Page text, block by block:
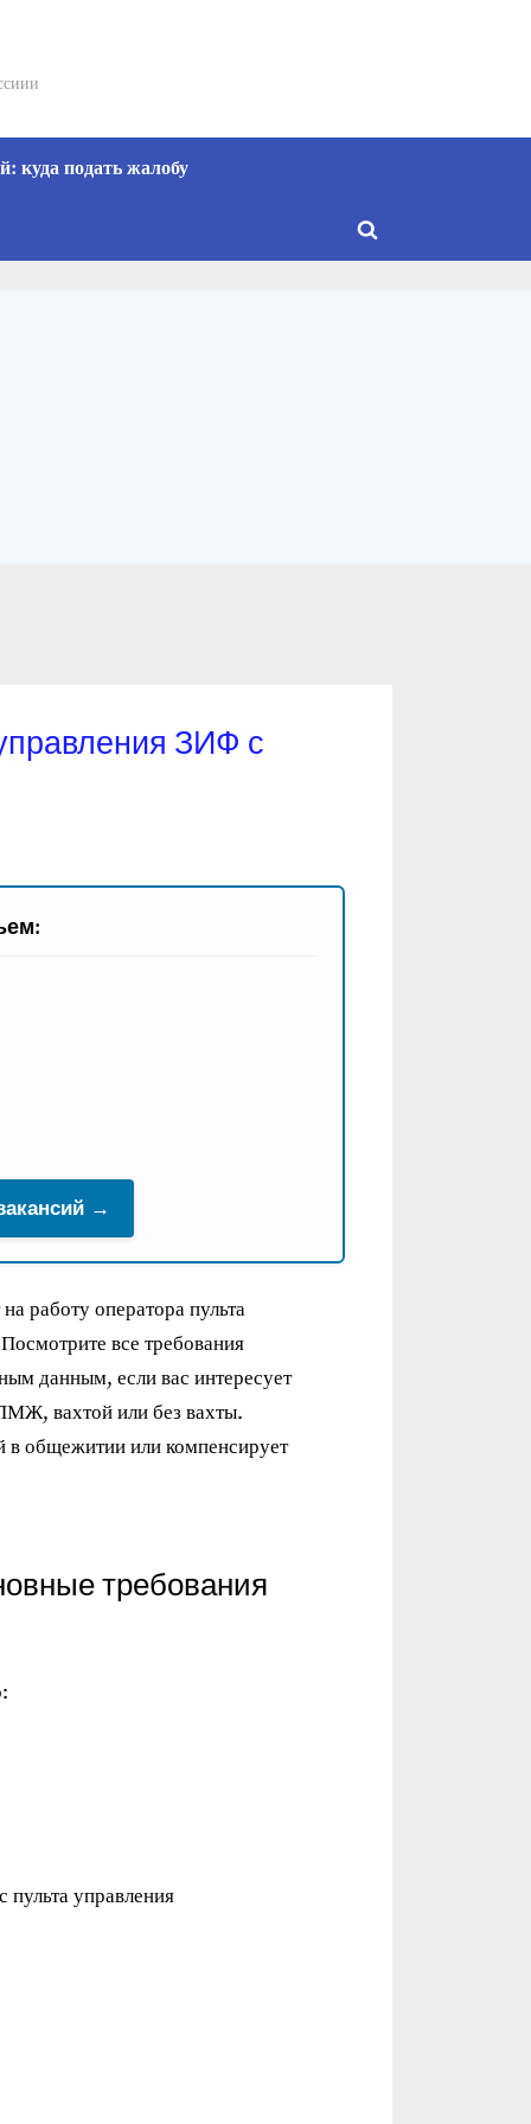
куда подать жалобу
Toggle
ЗИФ с
→
работу оператора пульта
все требования
данным, если вас интересует
вахтой или без вахты.
в общежитии или компенсирует
требования
пульта управления